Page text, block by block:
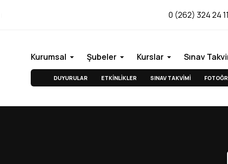
0 (262) 324 24 11
Kurumsal Şubeler Kurslar Sınav
DUYURULAR ETKİNLİKLER SINAV TAKVİMİ